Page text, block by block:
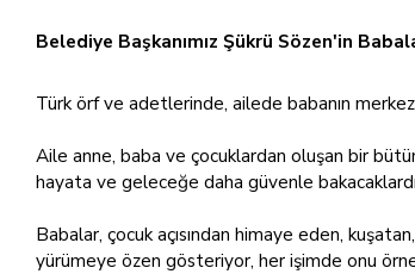
Belediye Başkanımız Şükrü Sözen'in
Türk örf ve adetlerinde, ailede babanın
Aile anne, baba ve çocuklardan oluşan bir
hayata ve geleceğe daha güvenle
Babalar, çocuk açısından himaye eden,
yürümeye özen gösteriyor, her işimde onu